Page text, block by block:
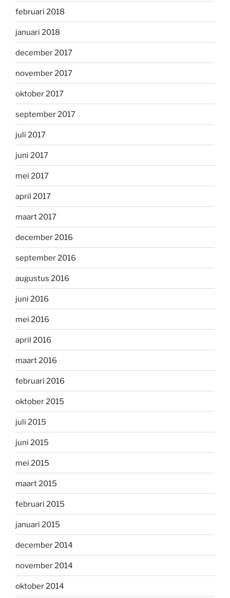
februari 2018
januari 2018
december 2017
november 2017
oktober 2017
september 2017
juli 2017
juni 2017
mei 2017
april 2017
maart 2017
december 2016
september 2016
augustus 2016
juni 2016
mei 2016
april 2016
maart 2016
februari 2016
oktober 2015
juli 2015
juni 2015
mei 2015
maart 2015
februari 2015
januari 2015
december 2014
november 2014
oktober 2014